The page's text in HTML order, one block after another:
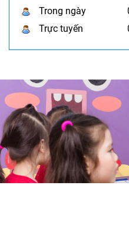
Trong ngày
Trực tuyến